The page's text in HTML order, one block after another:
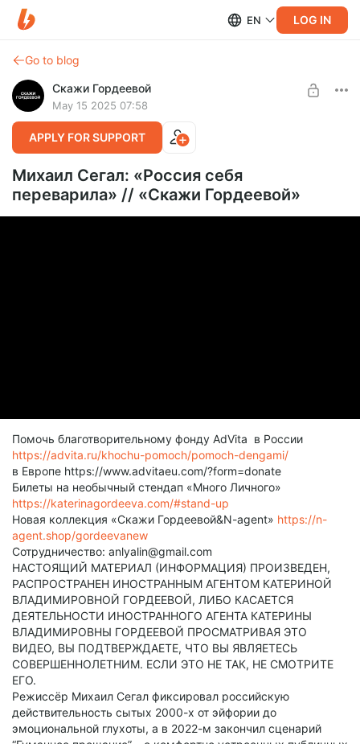
EN LOG IN
Go to blog
Скажи Гордеевой
May 15 2025 07:58
APPLY FOR SUPPORT
Михаил Сегал: «Россия себя
переварила» // «Скажи Гордеевой»
Помочь благотворительному фонду AdVita в России
https://advita.ru/khochu-pomoch/pomoch-dengami/
в Европе https://www.advitaeu.com/?form=donate
Билеты на необычный стендап «Много Личного»
https://katerinagordeeva.com/#stand-up
Новая коллекция «Скажи Гордеевой&N-agent» https://n-
agent.shop/gordeevanew
Сотрудничество: anlyalin@gmail.com
НАСТОЯЩИЙ МАТЕРИАЛ (ИНФОРМАЦИЯ) ПРОИЗВЕДЕН,
РАСПРОСТРАНЕН ИНОСТРАННЫМ АГЕНТОМ КАТЕРИНОЙ
ВЛАДИМИРОВНОЙ ГОРДЕЕВОЙ, ЛИБО КАСАЕТСЯ
ДЕЯТЕЛЬНОСТИ ИНОСТРАННОГО АГЕНТА КАТЕРИНЫ
ВЛАДИМИРОВНЫ ГОРДЕЕВОЙ ПРОСМАТРИВАЯ ЭТО
ВИДЕО, ВЫ ПОДТВЕРЖДАЕТЕ, ЧТО ВЫ ЯВЛЯЕТЕСЬ
СОВЕРШЕННОЛЕТНИМ. ЕСЛИ ЭТО НЕ ТАК, НЕ СМОТРИТЕ
ЕГО.
Режиссёр Михаил Сегал фиксировал российскую
действительность сытых 2000-х от эйфории до
эмоциональной глухоты, а в 2022-м закончил сценарий